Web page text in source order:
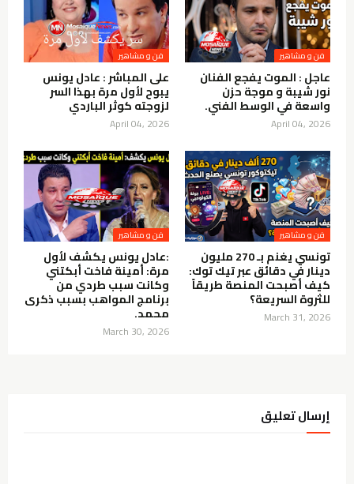
فن و مشاهير
عاجل : الموت يفجع الفنان
نور شيبة و موجة حزن
واسعة في الوسط الفني.
April 04, 2026
فن و مشاهير
على المباشر : عادل يونس
يبوح لأول مرة بهذا السر
لزوجته كوثر الباردي
April 04, 2026
فن و مشاهير
تونسي يغنم بـ 270 مليون
دينار في دقائق عبر تيك توك:
كيف أصبحت المنصة طريقاً
للثروة السريعة؟
March 31, 2026
فن و مشاهير
:عادل يونس يكشف لأول
مرة: أمينة فاخت أبكتني
وكانت سبب طردي من
برنامج المواهب بسبب ذكرى
محمد.
March 30, 2026
إرسال تعليق